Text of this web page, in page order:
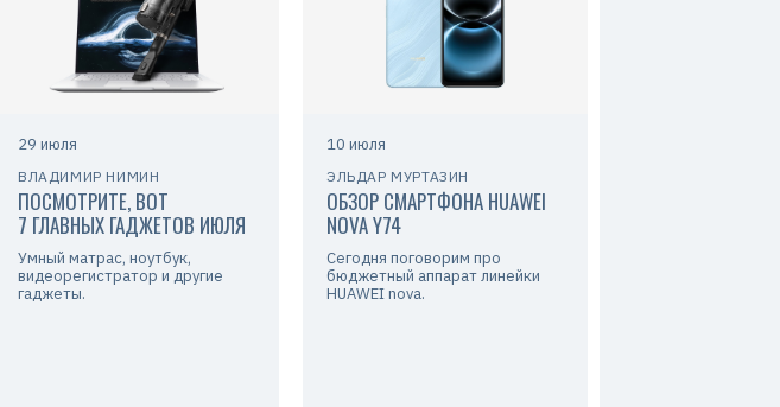
29 июля
ВЛАДИМИР НИМИН
ПОСМОТРИТЕ, ВОТ
7 ГЛАВНЫХ ГАДЖЕТОВ ИЮЛЯ
Умный матрас, ноутбук,
видеорегистратор и другие
гаджеты.
10 июля
ЭЛЬДАР МУРТАЗИН
ОБЗОР СМАРТФОНА HUAWEI
NOVA Y74
Сегодня поговорим про
бюджетный аппарат линейки
HUAWEI nova.